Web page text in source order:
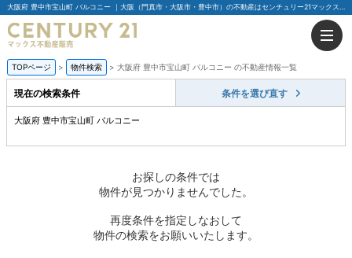
TOPページ 物件検索 大阪府 豊中市宝山町 バルコニー の不動産情報一覧
現在の検索条件 条件を選び直す
大阪府 豊中市宝山町 バルコニー
お探しの条件では
物件が見つかりませんでした。
再度条件を指定しなおして
物件の検索をお願いいたします。